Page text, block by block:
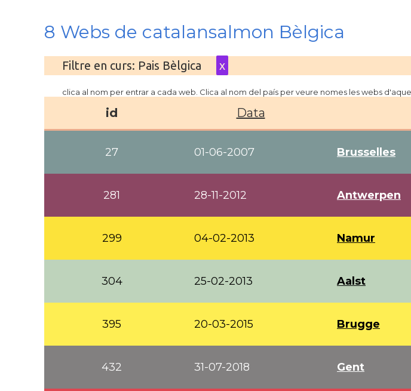
8 Webs de catalansalmon Bèlgica
Filtre en curs: Pais Bèlgica x
clica al nom per entrar a cada web. Clica al nom del país per veure nomes les webs
id Data
27 01-06-2007 Brusselles
281 28-11-2012 Antwerpen
299 04-02-2013 Namur
304 25-02-2013 Aalst
395 20-03-2015 Brugge
432 31-07-2018 Gent